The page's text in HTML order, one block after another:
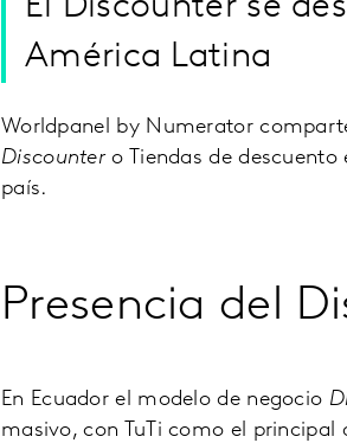
El Discounter se
América Latina
Worldpanel by Numerator
Discountero Tiendas de descuento
país.
Presencia del
En Ecuador el modelo de negocio
masivo, con TuTi como el